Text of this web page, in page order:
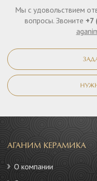
Мы с удовольствием
вопросы. Звоните +7
АГАНИМ КЕРАМИКА
О компании